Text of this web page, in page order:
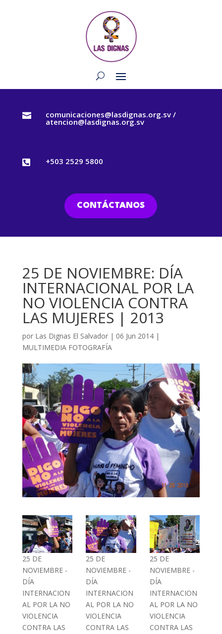
 comunicaciones@lasdignas.org.sv /
atencion@lasdignas.org.sv
 +503 2529 5800
CONTÁCTANOS
25 DE NOVIEMBRE: DÍA
INTERNACIONAL POR LA
NO VIOLENCIA CONTRA
LAS MUJERES | 2013
por Las Dignas El Salvador| 06 Jun 2014|
MULTIMEDIA FOTOGRAFÍA
25 DE
NOVIEMBRE -
DÍA
INTERNACION
AL POR LA NO
VIOLENCIA
CONTRA LAS
25 DE
NOVIEMBRE -
DÍA
INTERNACION
AL POR LA NO
VIOLENCIA
CONTRA LAS
25 DE
NOVIEMBRE -
DÍA
INTERNACION
AL POR LA NO
VIOLENCIA
CONTRA LAS